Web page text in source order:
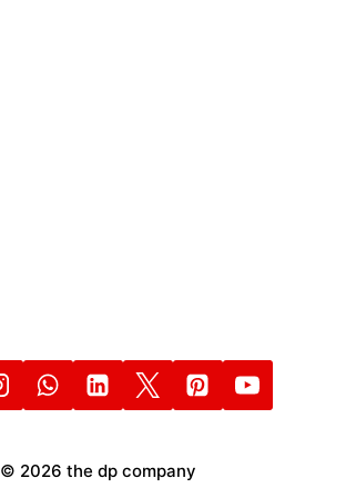
© 2026 the dp company